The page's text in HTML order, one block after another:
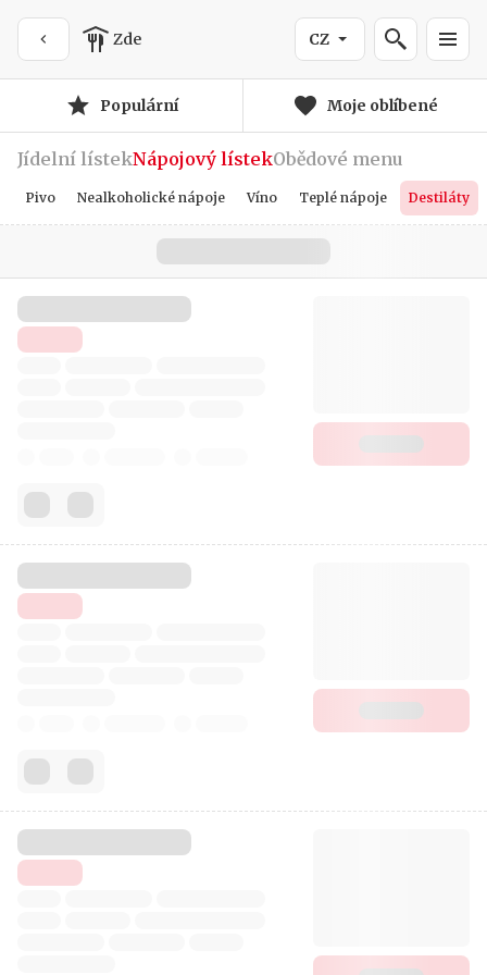
Zde CZ
Populární Moje oblíbené
Jídelní lístekNápojový lístekObědové menu
Pivo Nealkoholické nápoje Víno Teplé nápoje Destiláty